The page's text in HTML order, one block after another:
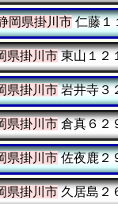
岡県掛川市仁藤１
県掛川市東山１２
県掛川市岩井寺３
県掛川市倉真６２
県掛川市佐夜鹿２
県掛川市久居島２